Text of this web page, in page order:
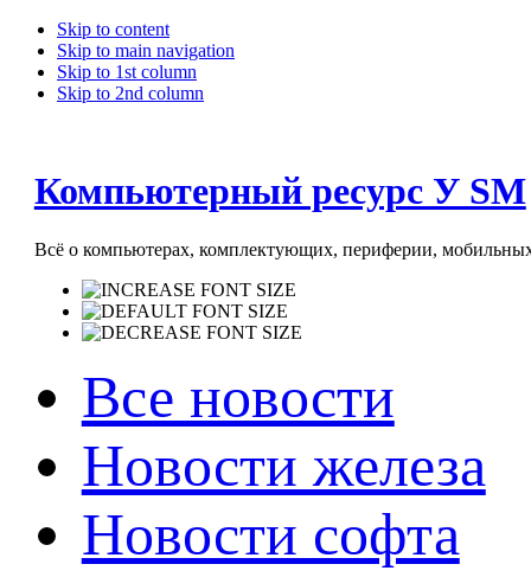
Skip to content
Skip to main navigation
Skip to 1st column
Skip to 2nd column
Компьютерный ресурс У SM
Всё о компьютерах, комплектующих, периферии, мобильных
Все новости
Новости железа
Новости софта